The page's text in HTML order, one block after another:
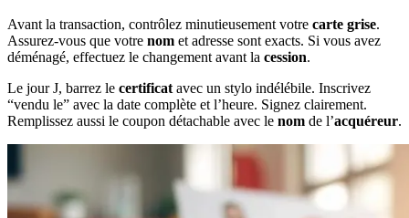
Avant la transaction, contrôlez minutieusement votre carte grise.
Assurez-vous que votre nom et adresse sont exacts. Si vous avez
déménagé, effectuez le changement avant la cession.
Le jour J, barrez le certificat avec un stylo indélébile. Inscrivez
“vendu le” avec la date complète et l’heure. Signez clairement.
Remplissez aussi le coupon détachable avec le nom de l’acquéreur.